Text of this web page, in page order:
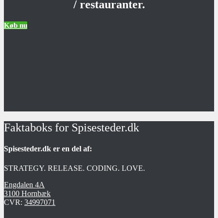
/ restauranter.
Køb nu
Faktaboks for Spisesteder.dk
Spisesteder.dk er en del af:
STRATEGY. RELEASE. CODING. LOVE.
Engdalen 4A
3100 Hornbæk
CVR: 34997071